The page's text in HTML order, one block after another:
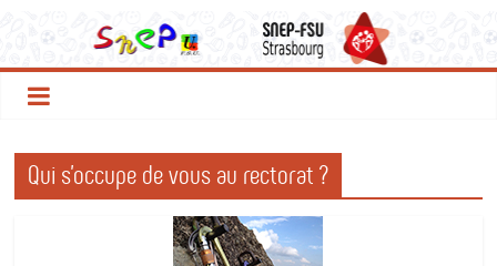
contenu
Le
SNEP
FSU
Strasbourg
Qui s’occupe de vous au rectorat ?